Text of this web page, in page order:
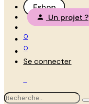
Eshop
Un projet ?
0
0
Se connecter